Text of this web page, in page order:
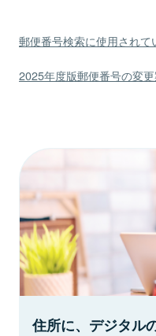
郵便番号検索に使用されて
2025年度版郵便番号の変
住所に、デジタル